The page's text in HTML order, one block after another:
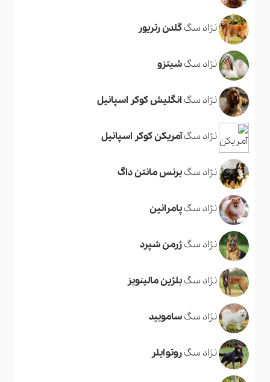
نژاد سگگلدن رتریور
نژاد سگشیتزو
نژاد سگ انگلیش کوکر اسپانیل
نژاد سگآمریکن کوکر اسپانیل
نژاد سگبرنس مانتن داگ
نژاد سگپامرانین
نژاد سگژرمن شپرد
نژاد سگبلژین مالینویز
نژاد سگسامویید
نژاد سگروتوایلر